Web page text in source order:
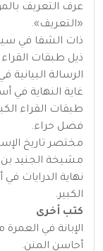
عرف التعريف
«التعريف».
ذات الشفا في
ذيل طبقات القراء
الرسالة البيانية
غاية النهاية في
طبقات القراء
فضل حراء.
مختصر تاريخ
مشيخة الجنيد بن
نهاية الدرايات
الكبير.
كتب أخرى
الإبانة في العمرة
أحاسن المنن.